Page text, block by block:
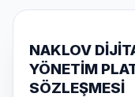
NAKLOV
YÖNETİM
SÖZLEŞMESİ